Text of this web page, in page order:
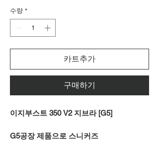
수량 *
카트추가
구매하기
이지부스트 350 V2 지브라 [G5]
G5공장 제품으로 스니커즈